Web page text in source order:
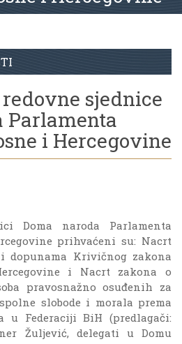
redovne sjednice
Parlamenta
i Hercegovine
Doma naroda Parlamenta
prihvaćeni su: Nacrt
dopunama Krivičnog zakona
i Nacrt zakona o
pravosnažno osuđenih za
slobode i morala prema
u Federaciji BiH (predlagači:
Žuljević, delegati u Domu